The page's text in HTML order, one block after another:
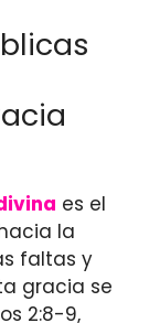
es el
la
faltas y
gracia se
2:8-9,